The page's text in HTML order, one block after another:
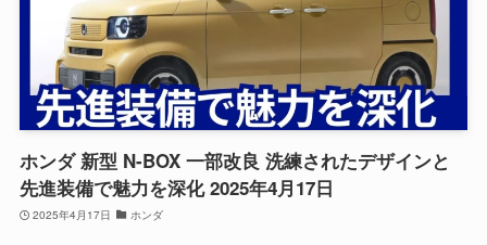
ホンダ 新型 N-BOX 一部改良 洗練されたデザインと
先進装備で魅力を深化 2025年4月17日
2025年4月17日 ホンダ